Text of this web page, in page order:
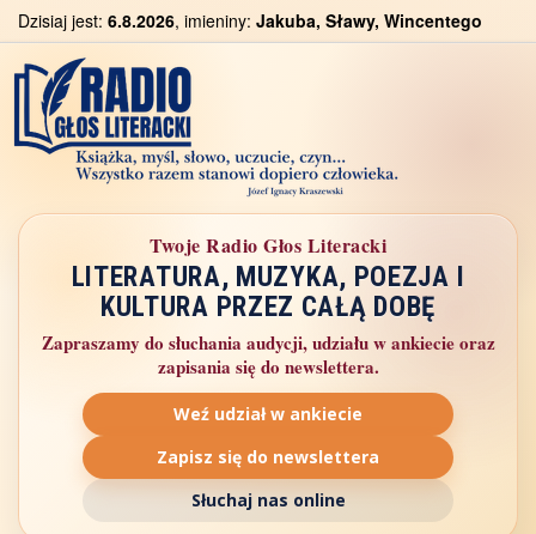
Dzisiaj jest: 6.8.2026, imieniny: Jakuba, Sławy, Wincentego
Twoje Radio Głos Literacki
LITERATURA, MUZYKA, POEZJA I
KULTURA PRZEZ CAŁĄ DOBĘ
Zapraszamy do słuchania audycji, udziału w ankiecie oraz
zapisania się do newslettera.
Weź udział w ankiecie
Zapisz się do newslettera
Słuchaj nas online